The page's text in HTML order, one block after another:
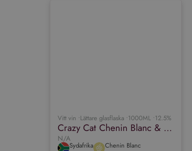
Vitt vin •Lättare glasflaska •1000ML •12.5%
Crazy Cat Chenin Blanc & Muscat
N/A
Sydafrika Chenin Blanc